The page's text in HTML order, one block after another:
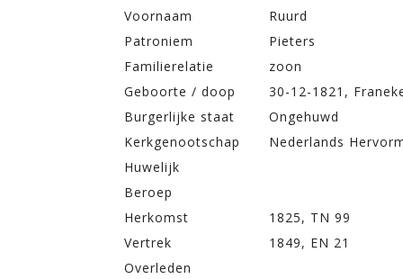
Voornaam
Ruurd
Patroniem
Pieters
Familierelatie
zoon
Geboorte / doop
30-12-1821,
Burgerlijke staat
Ongehuwd
Kerkgenootschap
Nederlands
Huwelijk
Beroep
Herkomst
1825, TN 99
Vertrek
1849, EN 21
Overleden